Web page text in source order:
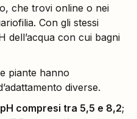
che trovi online o nei
Con gli stessi
dell’acqua con cui bagni
piante hanno
diverse.
pH compresi tra 5,5 e 8,2;